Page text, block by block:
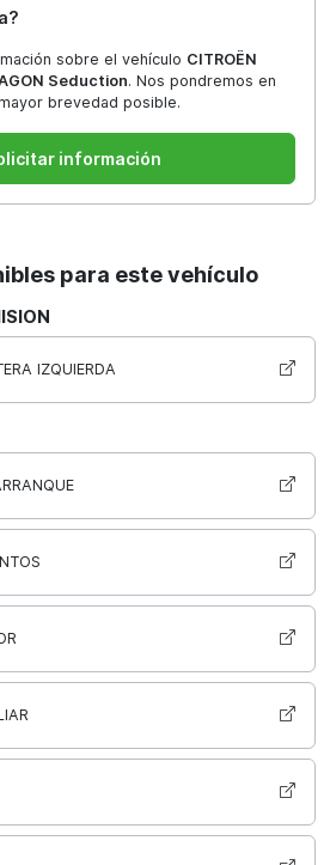
sobre el vehículo CITROËN
Seduction. Nos pondremos en
brevedad posible.
información
para este vehículo
IZQUIERDA